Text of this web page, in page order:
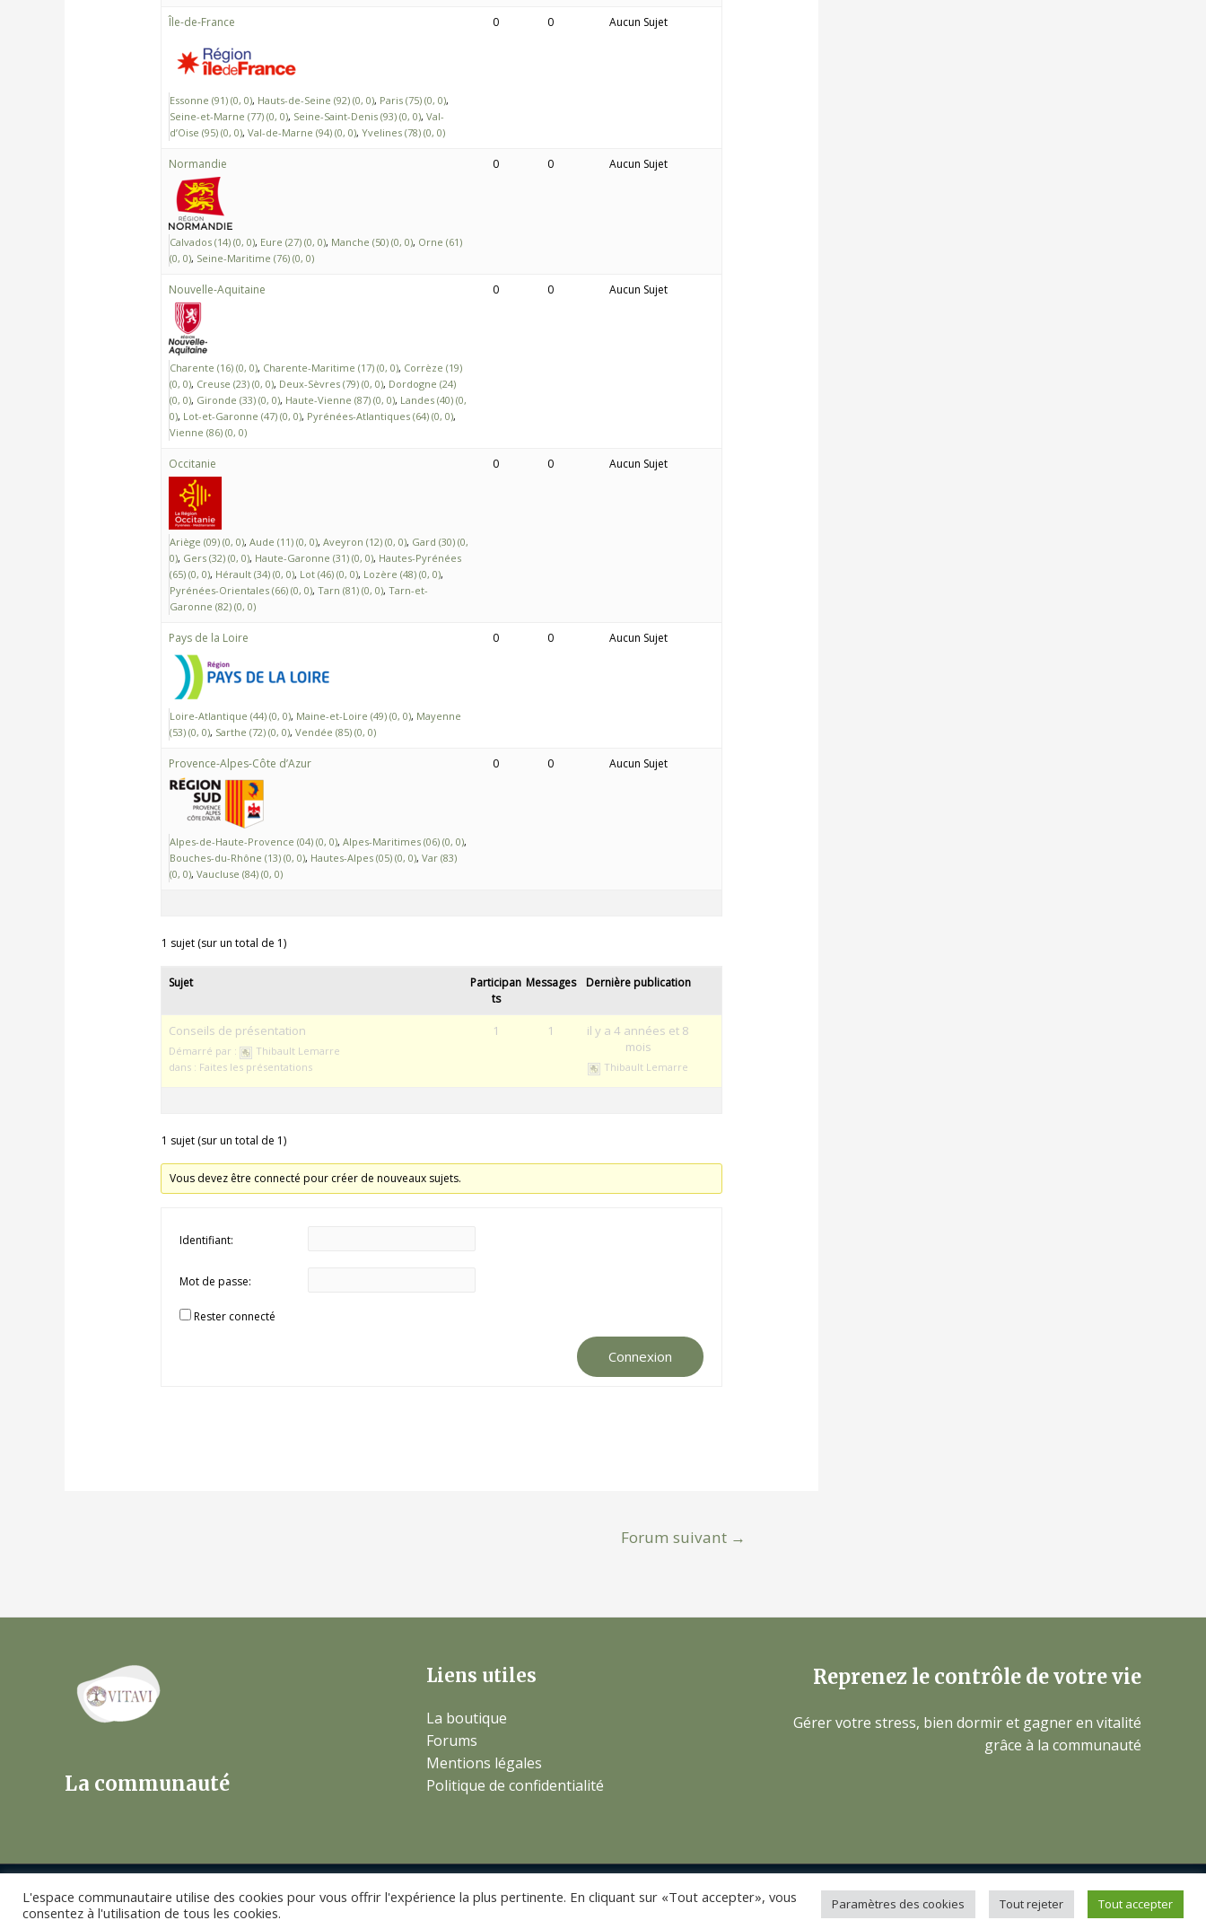
Île-de-France
Essonne (91) (0, 0) Hauts-de-Seine (92) (0, 0) Paris (75) (0, 0)
Seine-et-Marne (77) (0, 0) Seine-Saint-Denis (93) (0, 0) Val-
d’Oise (95) (0, 0) Val-de-Marne (94) (0, 0) Yvelines (78) (0, 0)
0 0 Aucun Sujet
Normandie
Calvados (14) (0, 0) Eure (27) (0, 0) Manche (50) (0, 0) Orne (61)
(0, 0) Seine-Maritime (76) (0, 0)
0 0 Aucun Sujet
Nouvelle-Aquitaine
Charente (16) (0, 0) Charente-Maritime (17) (0, 0) Corrèze (19)
(0, 0) Creuse (23) (0, 0) Deux-Sèvres (79) (0, 0) Dordogne (24)
(0, 0) Gironde (33) (0, 0) Haute-Vienne (87) (0, 0) Landes (40) (0,
0) Lot-et-Garonne (47) (0, 0) Pyrénées-Atlantiques (64) (0, 0)
Vienne (86) (0, 0)
0 0 Aucun Sujet
Occitanie
Ariège (09) (0, 0) Aude (11) (0, 0) Aveyron (12) (0, 0) Gard (30) (0,
0) Gers (32) (0, 0) Haute-Garonne (31) (0, 0) Hautes-Pyrénées
(65) (0, 0) Hérault (34) (0, 0) Lot (46) (0, 0) Lozère (48) (0, 0)
Pyrénées-Orientales (66) (0, 0) Tarn (81) (0, 0) Tarn-et-
Garonne (82) (0, 0)
0 0 Aucun Sujet
Pays de la Loire
Loire-Atlantique (44) (0, 0) Maine-et-Loire (49) (0, 0) Mayenne
(53) (0, 0) Sarthe (72) (0, 0) Vendée (85) (0, 0)
0 0 Aucun Sujet
Provence-Alpes-Côte d’Azur
Alpes-de-Haute-Provence (04) (0, 0) Alpes-Maritimes (06) (0, 0)
Bouches-du-Rhône (13) (0, 0) Hautes-Alpes (05) (0, 0) Var (83)
(0, 0) Vaucluse (84) (0, 0)
0 0 Aucun Sujet
1 sujet (sur un total de 1)
Sujet
Participan
ts
Messages Dernière publication
Conseils de présentation
Démarré par :
Thibault Lemarre
dans : Faites les présentations
1 1
il y a 4 années et 8
mois
Thibault Lemarre
1 sujet (sur un total de 1)
Vous devez être connecté pour créer de nouveaux sujets.
Identifiant:
Mot de passe:
Rester connecté
Connexion
Forum suivant →
La communauté
Liens utiles
La boutique
Forums
Mentions légales
Politique de confidentialité
Reprenez le contrôle de votre vie
Gérer votre stress, bien dormir et gagner en vitalité
grâce à la communauté
© 2026 | Forum | Vitavi
L'espace communautaire utilise des cookies pour vous offrir l'expérience la plus pertinente. En cliquant sur «Tout accepter», vous
consentez à l'utilisation de tous les cookies.
Paramètres des cookies Tout rejeter Tout accepter